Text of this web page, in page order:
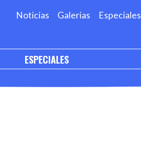
Noticias Galerias Especiales
ESPECIALES